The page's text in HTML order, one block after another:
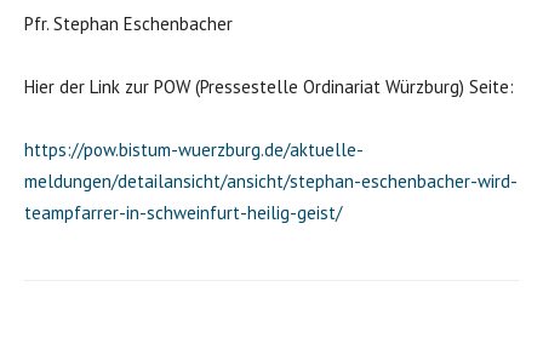
Pfr. Stephan Eschenbacher
Hier der Link zur POW (Pressestelle Ordinariat Würzburg) Seite:
https://pow.bistum-wuerzburg.de/aktuelle-
meldungen/detailansicht/ansicht/stephan-eschenbacher-wird-
teampfarrer-in-schweinfurt-heilig-geist/